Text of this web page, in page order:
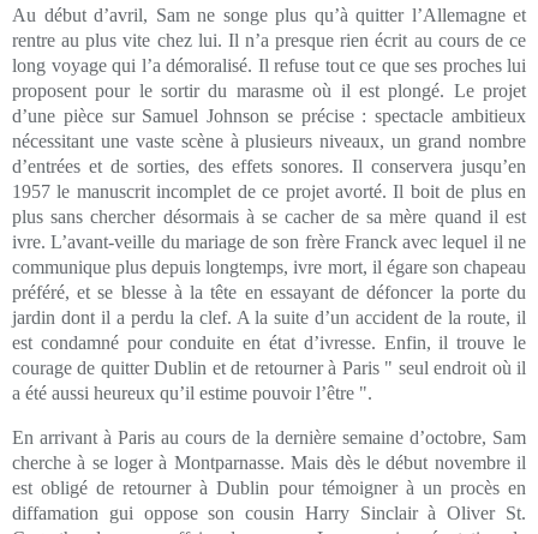
Au début d’avril, Sam ne songe plus qu’à quitter l’Allemagne et
rentre au plus vite chez lui. Il n’a presque rien écrit au cours de ce
long voyage qui l’a démoralisé. Il refuse tout ce que ses proches lui
proposent pour le sortir du marasme où il est plongé. Le projet
d’une pièce sur Samuel Johnson se précise : spectacle ambitieux
nécessitant une vaste scène à plusieurs niveaux, un grand nombre
d’entrées et de sorties, des effets sonores. Il conservera jusqu’en
1957 le manuscrit incomplet de ce projet avorté. Il boit de plus en
plus sans chercher désormais à se cacher de sa mère quand il est
ivre. L’avant-veille du mariage de son frère Franck avec lequel il ne
communique plus depuis longtemps, ivre mort, il égare son chapeau
préféré, et se blesse à la tête en essayant de défoncer la porte du
jardin dont il a perdu la clef. A la suite d’un accident de la route, il
est condamné pour conduite en état d’ivresse. Enfin, il trouve le
courage de quitter Dublin et de retourner à Paris " seul endroit où il
a été aussi heureux qu’il estime pouvoir l’être ".
En arrivant à Paris au cours de la dernière semaine d’octobre, Sam
cherche à se loger à Montparnasse. Mais dès le début novembre il
est obligé de retourner à Dublin pour témoigner à un procès en
diffamation gui oppose son cousin Harry Sinclair à Oliver St.